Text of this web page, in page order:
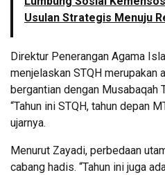
Usulan Strategis Menuju
Direktur Penerangan Agama
menjelaskan STQH merupakan
bergantian dengan Musabaqah
“Tahun ini STQH, tahun depan
ujarnya.
Menurut Zayadi, perbedaan
cabang hadis. “Tahun ini juga